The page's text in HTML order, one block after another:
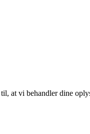
at vi behandler dine